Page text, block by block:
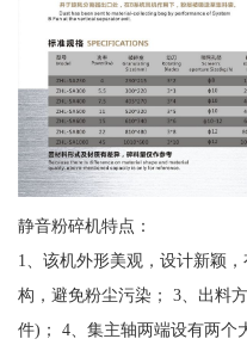
静音粉碎机特点：
1、该机外形美观，设计新颖
构，避免粉尘污染； 3、出料
件)； 4、集主轴两端设有两个